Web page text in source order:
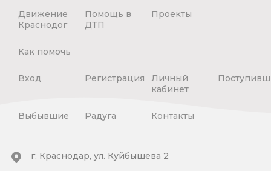
Движение
Краснодог
Помощь в
ДТП
Проекты
Как помочь
Вход Регистрация
Личный
кабинет
Выбывшие Радуга Контакты
г. Краснодар, ул. Куйбышева 2